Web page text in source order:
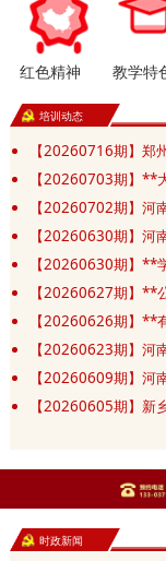
红色精神 教学特
培训动态
时政新闻